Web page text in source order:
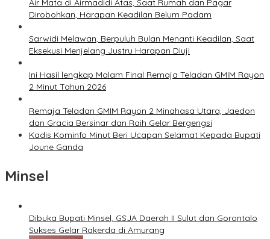
Air Mata di Airmadidi Atas, Saat Rumah dan Pagar
Dirobohkan, Harapan Keadilan Belum Padam
Sarwidi Melawan, Berpuluh Bulan Menanti Keadilan, Saat
Eksekusi Menjelang Justru Harapan Diuji
Ini Hasil lengkap Malam Final Remaja Teladan GMIM Rayon
2 Minut Tahun 2026
Remaja Teladan GMIM Rayon 2 Minahasa Utara, Jaedon
dan Gracia Bersinar dan Raih Gelar Bergengsi
Kadis Kominfo Minut Beri Ucapan Selamat Kepada Bupati
Joune Ganda
Minsel
Dibuka Bupati Minsel, GSJA Daerah II Sulut dan Gorontalo
Sukses Gelar Rakerda di Amurang